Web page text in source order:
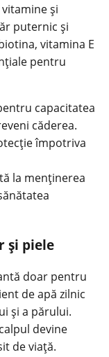
și
puternic și
vitamina E
pentru
capacitatea
căderea.
împotriva
la menținerea
și piele
doar pentru
de apă zilnic
și a părului.
devine
de viață.